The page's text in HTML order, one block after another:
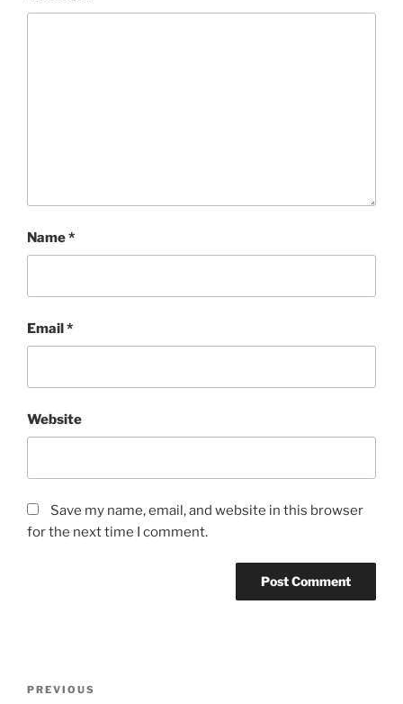
Name*
Email*
Website
Save my name, email, and website in this browser
for the next time I comment.
Previous
PREVIOUS